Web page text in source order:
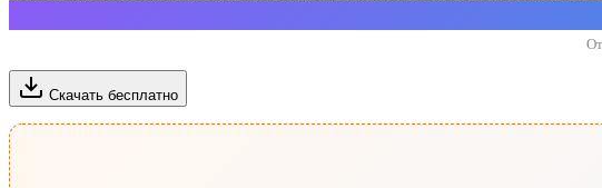
Скачать бесплатно